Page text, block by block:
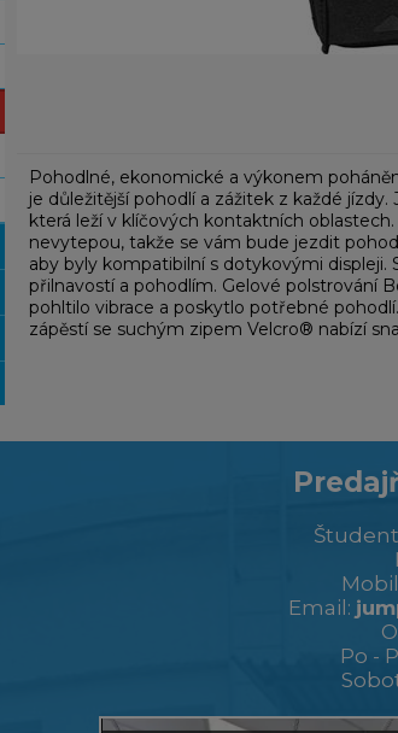
Pohodlné, ekonomické a výkonem
je důležitější pohodlí a zážitek z každé
která leží v klíčových kontaktních
nevytepou, takže se vám bude jezdit
aby byly kompatibilní s dotykovými
přilnavostí a pohodlím. Gelové polstrování
pohltilo vibrace a poskytlo potřebné
zápěstí se suchým zipem Velcro® nabízí
Email:
Po -